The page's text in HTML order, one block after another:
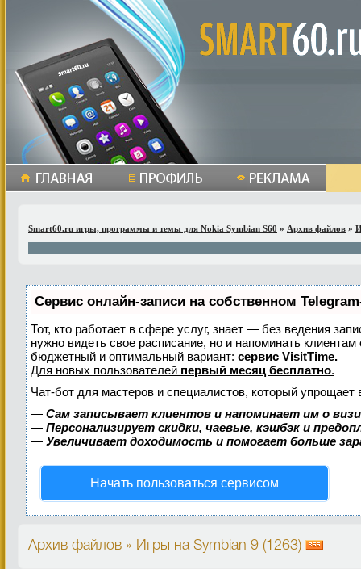
Smart60.ru игры, программы и темы для Nokia Symbian S60 » Архив файлов »
Сервис онлайн-записи на собственном
Тот, кто работает в сфере услуг, знает — без ведения
нужно видеть свое расписание, но и напоминать
бюджетный и оптимальный вариант: сервис VisitTime.
Для новых пользователей первый месяц бесплатно.
Чат-бот для мастеров и специалистов, который упрощает
— Сам записывает клиентов и напоминает им о
— Персонализирует скидки, чаевые, кэшбэк и
— Увеличивает доходимость и помогает больше
Начать пользоваться сервисом
Архив файлов » Игры на Symbian 9 (1263)